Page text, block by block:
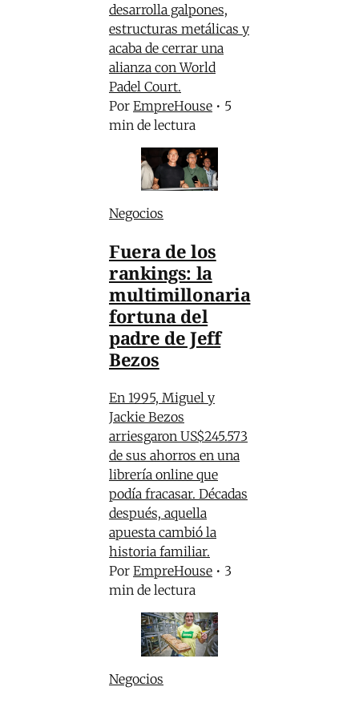
desarrolla galpones,
estructuras metálicas y
acaba de cerrar una
alianza con World
Padel Court.
Por EmpreHouse • 5
min de lectura
Negocios
Fuera de los
rankings: la
multimillonaria
fortuna del
padre de Jeff
Bezos
En 1995, Miguel y
Jackie Bezos
arriesgaron US$245.573
de sus ahorros en una
librería online que
podía fracasar. Décadas
después, aquella
apuesta cambió la
historia familiar.
Por EmpreHouse • 3
min de lectura
Negocios